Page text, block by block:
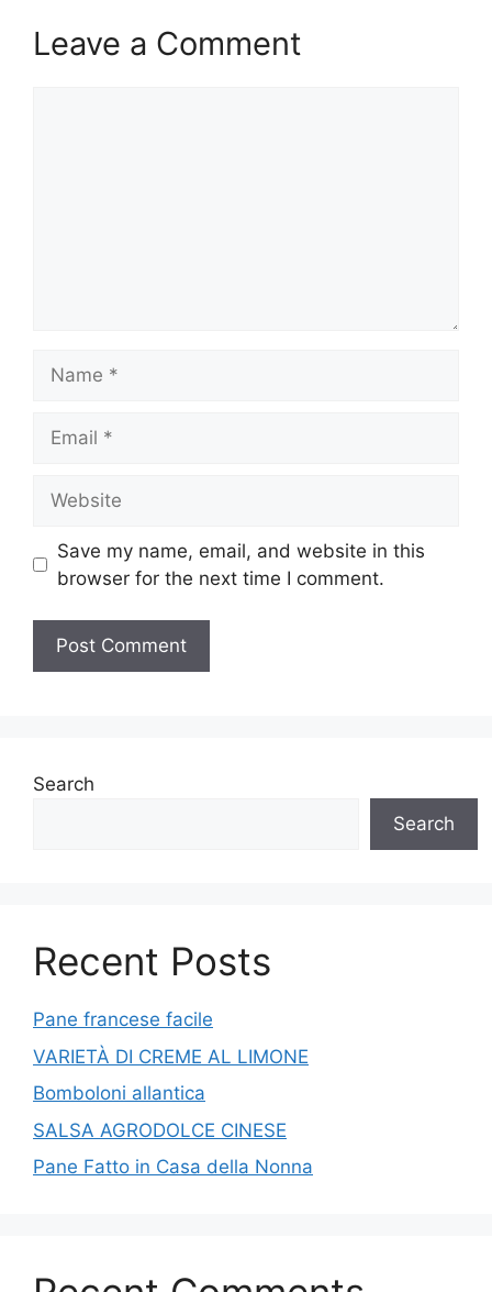
Leave a Comment
Save my name, email, and website in this
browser for the next time I comment.
Search
Search
Recent Posts
Pane francese facile
VARIETÀ DI CREME AL LIMONE
Bomboloni allantica
SALSA AGRODOLCE CINESE
Pane Fatto in Casa della Nonna